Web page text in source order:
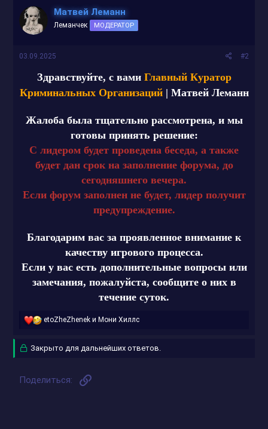
к
ц
и
и
Матвей Леманн
Леманчек МОДЕРАТОР
03.09.2025 #2
Здравствуйте, с вами Главный Куратор
Криминальных Организаций| Матвей Леманн
Жалоба была тщательно рассмотрена, и мы
готовы принять решение:
С лидером будет проведена беседа, а также
будет дан срок на заполнение форума, до
сегодняшнего вечера.
Если форум заполнен не будет, лидер получит
предупреждение.
Благодарим вас за проявленное внимание к
качеству игрового процесса.
Если у вас есть дополнительные вопросы или
замечания, пожалуйста, сообщите о них в
течение суток.
Р
к
и
etoZheZhenek и Мони Хиллс᠌
Закрыто для дальнейших ответов.
Поделиться: